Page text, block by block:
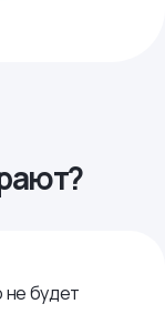
не будет